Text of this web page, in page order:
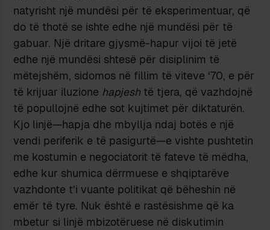
natyrisht një mundësi për të eksperimentuar, që
do të thotë se ishte edhe një mundësi për të
gabuar. Një dritare gjysmë-hapur vijoi të jetë
edhe një mundësi shtesë për disiplinim të
mëtejshëm, sidomos në fillim të viteve ‘70, e për
të krijuar iluzione hapjesh të tjera, që vazhdojnë
të popullojnë edhe sot kujtimet për diktaturën.
Kjo linjë—hapja dhe mbyllja ndaj botës e një
vendi periferik e të pasigurtë—e vishte pushtetin
me kostumin e negociatorit të fateve të mëdha,
edhe kur shumica dërrmuese e shqiptarëve
vazhdonte t’i vuante politikat që bëheshin në
emër të tyre. Nuk është e rastësishme që ka
mbetur si linjë mbizotëruese në diskutimin